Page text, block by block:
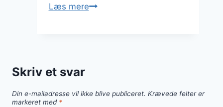
Læs mereBlomkålssuppe
Skriv et svar
Din e-mailadresse vil ikke blive publiceret. Krævede felter er
markeret med *